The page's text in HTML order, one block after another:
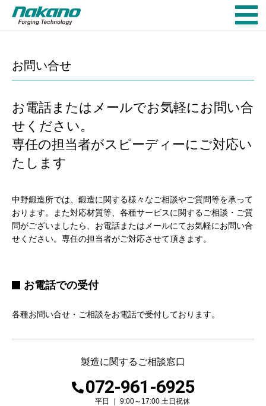
お問い合せ
お電話またはメールでお気軽にお問い合
せください。
専任の担当者がスピーディーにご対応い
たします
中野鍛造所では、鍛造に関する様々なご相談やご質問等を承って
おります。また対応材質等、各種サービスに関するご相談・ご質
問がございましたら、お電話またはメールにてお気軽にお問い合
せください。専任の担当者がご対応させて頂きます。
お電話での受付
各種お問い合せ・ご相談をお電話で受付しております。
製造に関するご相談窓口
072-961-6925
平日 ｜ 9:00～17:00 土日祝休